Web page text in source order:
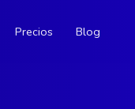
Precios Blog